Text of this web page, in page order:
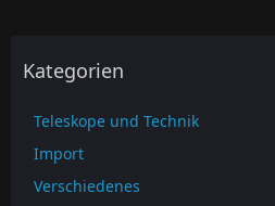
Kategorien
Teleskope und Technik
Import
Verschiedenes